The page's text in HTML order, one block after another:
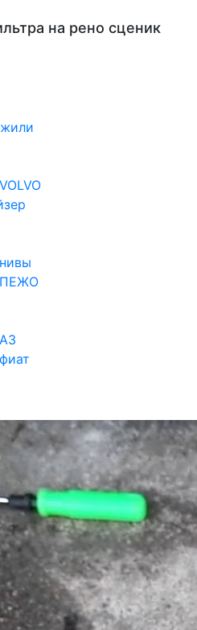
на рено сценик
ПЕЖО